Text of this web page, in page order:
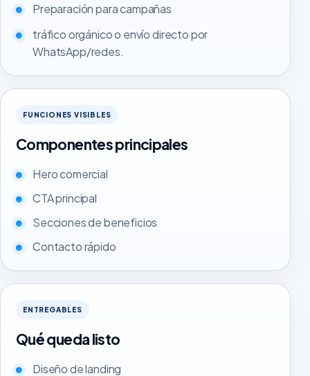
Preparación para campañas
tráfico orgánico o envío directo por
WhatsApp/redes.
FUNCIONES VISIBLES
Componentes principales
Hero comercial
CTA principal
Secciones de beneficios
Contacto rápido
ENTREGABLES
Qué queda listo
Diseño de landing